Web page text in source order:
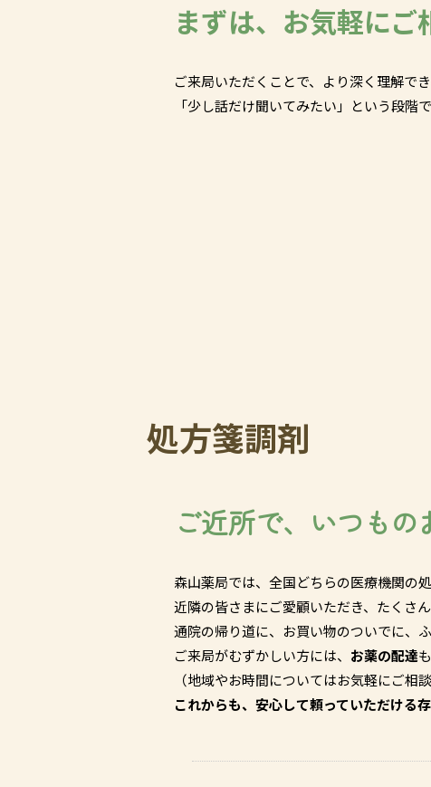
まずは、お気軽にご
ご来局いただくことで、より深く理解で
「少し話だけ聞いてみたい」という段階
処方箋調剤
ご近所で、いつもの
森山薬局では、全国どちらの医療機関の
近隣の皆さまにご愛顧いただき、たくさ
通院の帰り道に、お買い物のついでに、
ご来局がむずかしい方には、 お薬の配達
（地域やお時間についてはお気軽にご相
これからも、安心して頼っていただける